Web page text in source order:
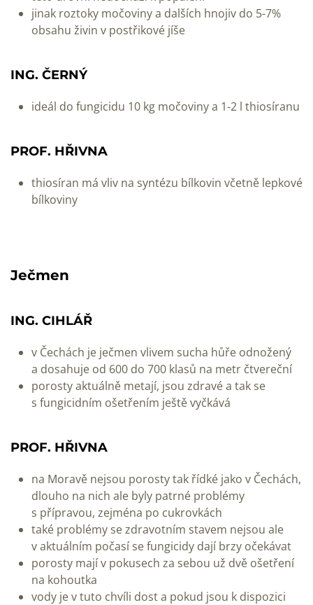
jinak roztoky močoviny a dalších hnojiv do 5-7%
obsahu živin v postřikové jíše
ING. ČERNÝ
ideál do fungicidu 10 kg močoviny a 1-2 l thiosíranu
PROF. HŘIVNA
thiosíran má vliv na syntézu bílkovin včetně lepkové
bílkoviny
Ječmen
ING. CIHLÁŘ
v Čechách je ječmen vlivem sucha hůře odnožený
a dosahuje od 600 do 700 klasů na metr čtvereční
porosty aktuálně metají, jsou zdravé a tak se
s fungicidním ošetřením ještě vyčkává
PROF. HŘIVNA
na Moravě nejsou porosty tak řídké jako v Čechách,
dlouho na nich ale byly patrné problémy
s přípravou, zejména po cukrovkách
také problémy se zdravotním stavem nejsou ale
v aktuálním počasí se fungicidy dají brzy očekávat
porosty mají v pokusech za sebou už dvě ošetření
na kohoutka
vody je v tuto chvíli dost a pokud jsou k dispozici